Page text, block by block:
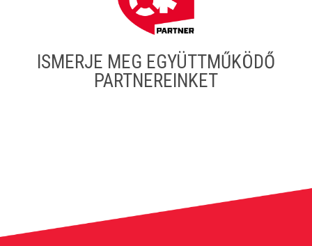
ISMERJE MEG EGYÜTTMŰKÖDŐ
PARTNEREINKET